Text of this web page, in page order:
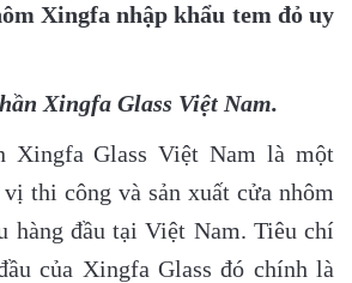
Xingfa nhập khẩu tem đỏ uy
Xingfa Glass Việt Nam.
Xingfa Glass Việt Nam là một
thi công và sản xuất cửa nhôm
hàng đầu tại Việt Nam. Tiêu chí
của Xingfa Glass đó chính là